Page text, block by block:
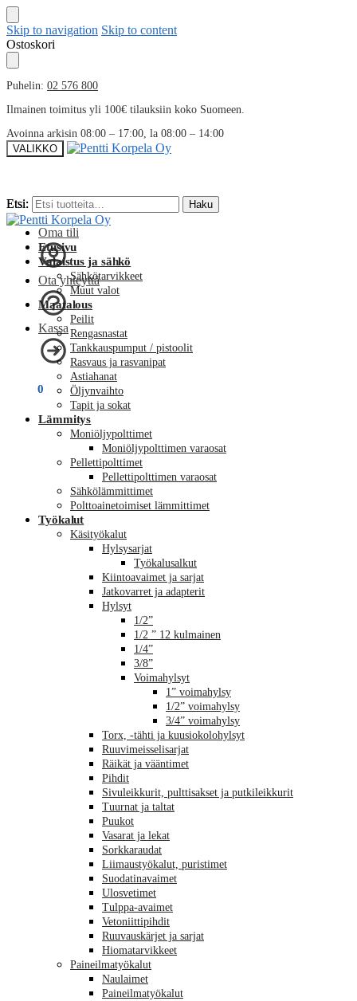
Skip to navigation Skip to content
Ostoskori
Puhelin: 02 576 800
Ilmainen toimitus yli 100€ tilauksiin koko Suomeen.
Avoinna arkisin 08:00 – 17:00, la 08:00 – 14:00
VALIKKO
Etsi: Haku
Oma tili
Ota yhteyttä
Kassa
0
Etsi: Haku
Etusivu
Valaistus ja sähkö
Sähkötarvikkeet
Muut valot
Maatalous
Peilit
Rengasnastat
Tankkauspumput / pistoolit
Rasvaus ja rasvanipat
Astiahanat
Öljynvaihto
Tapit ja sokat
Lämmitys
Moniöljypolttimet
Moniöljypolttimen varaosat
Pellettipolttimet
Pellettipolttimen varaosat
Sähkölämmittimet
Polttoainetoimiset lämmittimet
Työkalut
Käsityökalut
Hylsysarjat
Työkalusalkut
Kiintoavaimet ja sarjat
Jatkovarret ja adapterit
Hylsyt
1/2”
1/2 ” 12 kulmainen
1/4”
3/8”
Voimahylsyt
1” voimahylsy
1/2” voimahylsy
3/4” voimahylsy
Torx, -tähti ja kuusiokolohylsyt
Ruuvimeisselisarjat
Räikät ja vääntimet
Pihdit
Sivuleikkurit, pulttisakset ja putkileikkurit
Tuurnat ja taltat
Puukot
Vasarat ja lekat
Sorkkaraudat
Liimaustyökalut, puristimet
Suodatinavaimet
Ulosvetimet
Tulppa-avaimet
Vetoniittipihdit
Ruuvauskärjet ja sarjat
Hiomatarvikkeet
Paineilmatyökalut
Naulaimet
Paineilmatyökalut